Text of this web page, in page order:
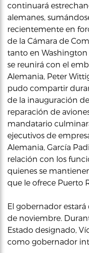
continuará
alemanes,
recientemente en
de la Cámara de
tanto en Washington
se reunirá con el
Alemania, Peter
pudo compartir
de la inauguración
reparación de
mandatario
ejecutivos de
Alemania, García
relación con los
quienes se
que le ofrece Puerto
El gobernador estará
de noviembre.
Estado designado,
como gobernador